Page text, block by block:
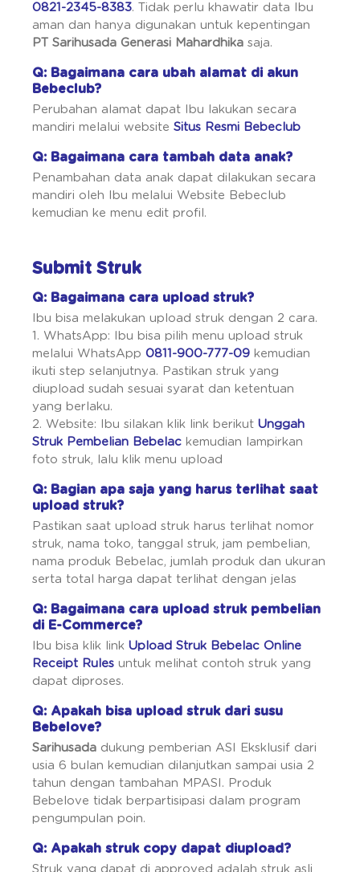
0821-2345-8383. Tidak perlu khawatir data Ibu
aman dan hanya digunakan untuk kepentingan
PT Sarihusada Generasi Mahardhika saja.
Q: Bagaimana cara ubah alamat di akun
Bebeclub?
Perubahan alamat dapat Ibu lakukan secara
mandiri melalui websiteSitus Resmi Bebeclub
Q: Bagaimana cara tambah data anak?
Penambahan data anak dapat dilakukan secara
mandiri oleh Ibu melalui Website Bebeclub
kemudian ke menu edit profil.
Submit Struk
Q: Bagaimana cara upload struk?
Ibu bisa melakukan upload struk dengan 2 cara.
1. WhatsApp: Ibu bisa pilih menu upload struk
melalui WhatsApp0811-900-777-09 kemudian
ikuti step selanjutnya. Pastikan struk yang
diupload sudah sesuai syarat dan ketentuan
yang berlaku.
2. Website: Ibu silakan klik link berikutUnggah
Struk Pembelian Bebelac kemudian lampirkan
foto struk, lalu klik menu upload
Q: Bagian apa saja yang harus terlihat saat
upload struk?
Pastikan saat upload struk harus terlihat nomor
struk, nama toko, tanggal struk, jam pembelian,
nama produk Bebelac, jumlah produk dan ukuran
serta total harga dapat terlihat dengan jelas
Q: Bagaimana cara upload struk pembelian
di E-Commerce?
Ibu bisa klik linkUpload Struk Bebelac Online
Receipt Rules untuk melihat contoh struk yang
dapat diproses.
Q: Apakah bisa upload struk dari susu
Bebelove?
Sarihusada dukung pemberian ASI Eksklusif dari
usia 6 bulan kemudian dilanjutkan sampai usia 2
tahun dengan tambahan MPASI. Produk
Bebelove tidak berpartisipasi dalam program
pengumpulan poin.
Q: Apakah struk copy dapat diupload?
Struk yang dapat di approved adalah struk asli